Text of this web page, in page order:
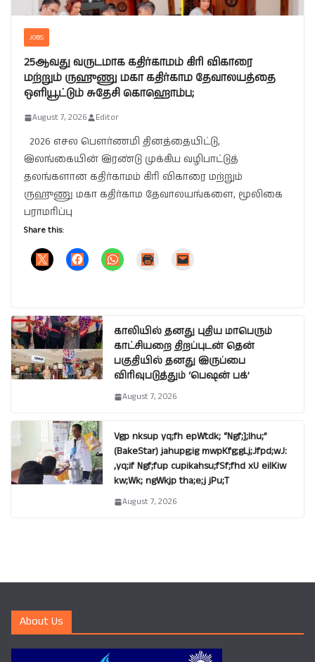
JOBS
25ஆவது வருடமாக கதிர்காமம் கிரி விகாரை
மற்றும் ருஹுணு மகா கதிர்காம தேவாலயத்தை
ஒளியூட்டும் சுதேசி கொஹொம்ப;
August 7, 2026 Editor
2026 எசல பௌர்ணமி தினத்தையிட்டு,
இலங்கையின் இரண்டு முக்கிய வழிபாட்டுத்
தலங்களான கதிர்காமம் கிரி விகாரை மற்றும்
ருஹுணு மகா கதிர்காம தேவாலயங்களை, மூலிகை
பராமரிப்பு
Share this:
காலியில் தனது புதிய மாபெரும்
காட்சியறை திறப்புடன் தென்
பகுதியில் தனது இருப்பை
விரிவுபடுத்தும் ‘பெஷன் பக்’
August 7, 2026
Vgp nksup yq;fh epWtdk; “Ngf;];lhu;”
(BakeStar) jahupg;ig mwpKfg;gLj;Jfpd;wJ:
,yq;if Ngf;fup cupikahsu;fSf;fhd xU eilKiw
kw;Wk; ngWkjp tha;e;j jPu;T
August 7, 2026
About Us